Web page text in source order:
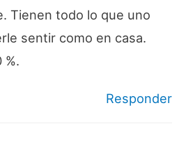
Tienen todo lo que uno
sentir como en casa.
%.
Responder